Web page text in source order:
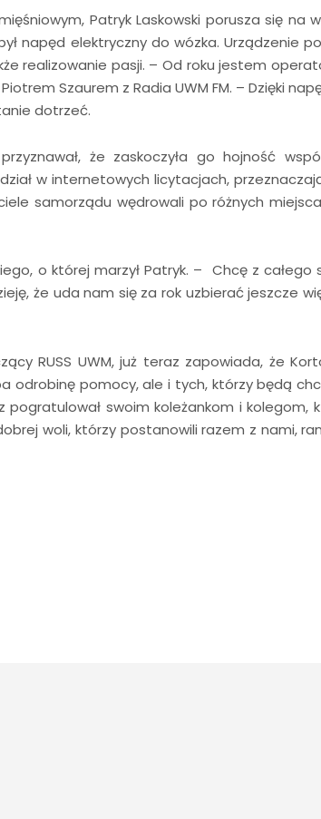
Patryk Laskowski porusza się na
napęd elektryczny do wózka. Urządzenie
realizowanie pasji. – Od roku jestem
Szaurem z Radia UWM FM. – Dzięki
dotrzeć.
że zaskoczyła go hojność
w internetowych licytacjach,
samorządu wędrowali po różnych
o której marzył Patryk. – Chcę z całego
że uda nam się za rok uzbierać jeszcze
RUSS UWM, już teraz zapowiada, że
odrobinę pomocy, ale i tych, którzy będą
swoim koleżankom i kolegom,
woli, którzy postanowili razem z nami,